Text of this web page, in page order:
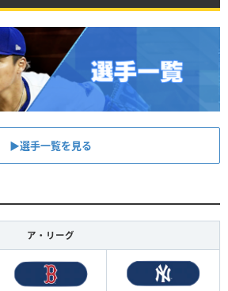
▶︎選手一覧を見る
ア・リーグ